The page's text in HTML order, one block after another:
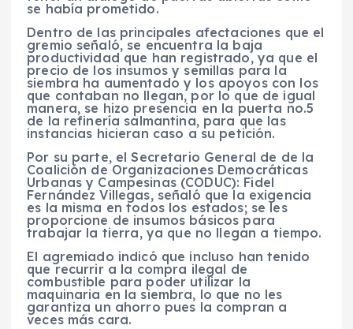
se había prometido.
Dentro de las principales afectaciones que el
gremio señaló, se encuentra la baja
productividad que han registrado, ya que el
precio de los insumos y semillas para la
siembra ha aumentado y los apoyos con los
que contaban no llegan, por lo que de igual
manera, se hizo presencia en la puerta no.5
de la refinería salmantina, para que las
instancias hicieran caso a su petición.
Por su parte, el Secretario General de de la
Coalición de Organizaciones Democráticas
Urbanas y Campesinas (CODUC): Fidel
Fernández Villegas, señaló que la exigencia
es la misma en todos los estados; se les
proporcione de insumos básicos para
trabajar la tierra, ya que no llegan a tiempo.
El agremiado indicó que incluso han tenido
que recurrir a la compra ilegal de
combustible para poder utilizar la
maquinaria en la siembra, lo que no les
garantiza un ahorro pues la compran a
veces más cara.